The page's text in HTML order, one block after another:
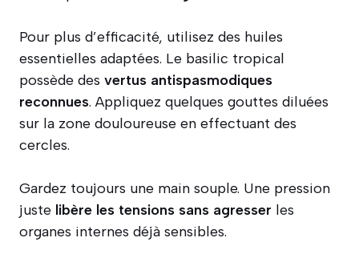
Pour plus d’efficacité, utilisez des huiles
essentielles adaptées. Le basilic tropical
possède des vertus antispasmodiques
reconnues. Appliquez quelques gouttes diluées
sur la zone douloureuse en effectuant des
cercles.
Gardez toujours une main souple. Une pression
juste libère les tensions sans agresser les
organes internes déjà sensibles.